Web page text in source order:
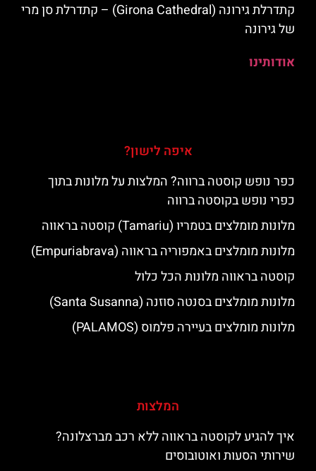
קתדרלת גירונה (Girona Cathedral) – קתדרלת סן מרי
של גירונה
אודותינו
איפה לישון?
כפר נופש קוסטה ברווה? המלצות על מלונות בתוך
כפרי נופש בקוסטה ברווה
מלונות מומלצים בטמריו (Tamariu) קוסטה בראווה
מלונות מומלצים באמפוריה בראווה (Empuriabrava)
קוסטה בראווה מלונות הכל כלול
מלונות מומלצים בסנטה סוזנה (Santa Susanna)
מלונות מומלצים בעיירה פלמוס (PALAMOS)
המלצות
איך להגיע לקוסטה בראווה ללא רכב מברצלונה?
שירותי הסעות ואוטובוסים